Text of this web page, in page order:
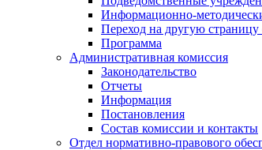
Информационно-
Переход на другую страницу
Программа
Административная комиссия
Законодательство
Отчеты
Информация
Постановления
Состав комиссии и контакты
Отдел нормативно-правового